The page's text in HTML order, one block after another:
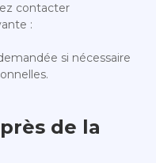
contacter
:
si nécessaire
de la